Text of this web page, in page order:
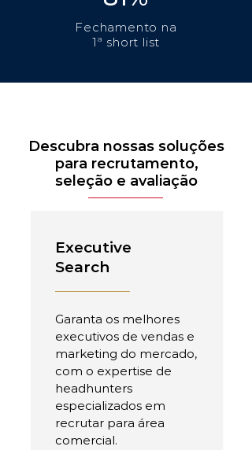
Fechamento na
1ª short list
Descubra nossas soluções
para recrutamento,
seleção e avaliação
Executive
Search
Garanta os melhores
executivos de vendas e
marketing do mercado,
com o expertise de
headhunters
especializados em
recrutar para área
comercial.